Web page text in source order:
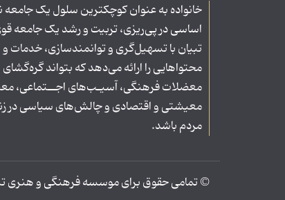
خانواده به عنوان کوچکترین سلول یک
اساسی در پی‌ریزی، تربیت و رشد یک جامعه
تبیان با تسهیل‌گری و توانمندسازی، خدمات و
محتواهایی را ارائه می‌دهد که بتواند گره‌گشای
معضلات فرهنگی، آسیـب‌های اجــتماعی،
معیشتی و اقتصادی و چالش‌های سیاسی در
مردم باشد.
© تمامی حقوق برای موسسه فرهنگی و هنری